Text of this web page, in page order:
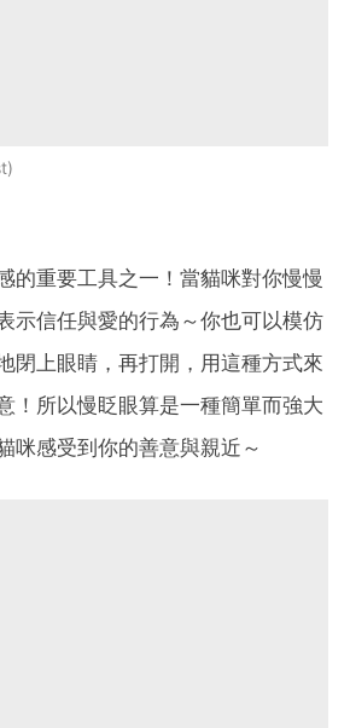
的重要工具之一！當貓咪對你慢慢
示信任與愛的行為～你也可以模仿
閉上眼睛，再打開，用這種方式來
！所以慢眨眼算是一種簡單而強大
咪感受到你的善意與親近～